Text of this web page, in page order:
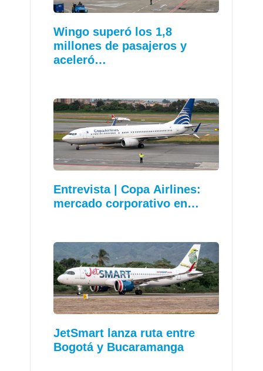
Wingo superó los 1,8
millones de pasajeros y
aceleró…
Entrevista | Copa Airlines:
mercado corporativo en…
JetSmart lanza ruta entre
Bogotá y Bucaramanga